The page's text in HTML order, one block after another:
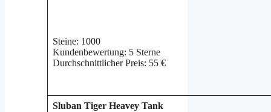
Steine: 1000
Kundenbewertung: 5 Sterne
Durchschnittlicher Preis: 55 €
Sluban Tiger Heavey Tank